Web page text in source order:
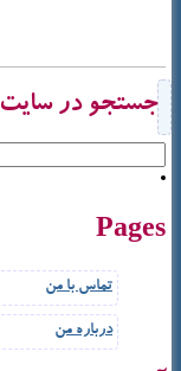
جستجو در سایت
Pages
تماس با من
درباره من